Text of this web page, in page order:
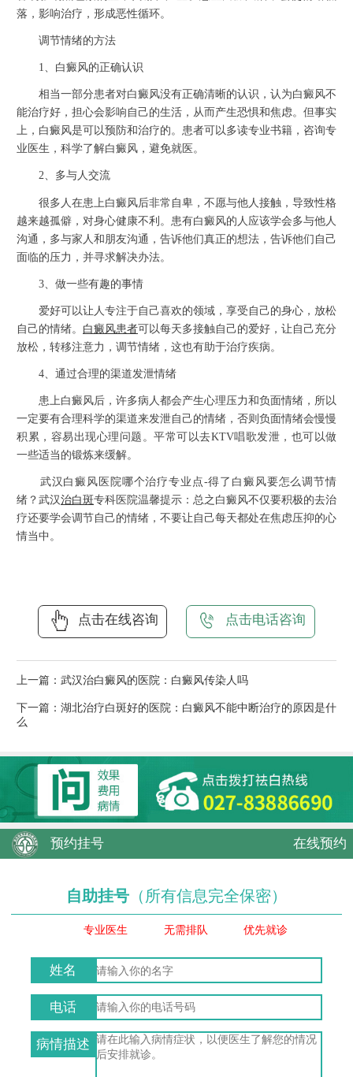
落，影响治疗，形成恶性循环。
调节情绪的方法
1、白癜风的正确认识
相当一部分患者对白癜风没有正确清晰的认识，认为白癜风不
能治疗好，担心会影响自己的生活，从而产生恐惧和焦虑。但事实
上，白癜风是可以预防和治疗的。患者可以多读专业书籍，咨询专
业医生，科学了解白癜风，避免就医。
2、多与人交流
很多人在患上白癜风后非常自卑，不愿与他人接触，导致性格
越来越孤僻，对身心健康不利。患有白癜风的人应该学会多与他人
沟通，多与家人和朋友沟通，告诉他们真正的想法，告诉他们自己
面临的压力，并寻求解决办法。
3、做一些有趣的事情
爱好可以让人专注于自己喜欢的领域，享受自己的身心，放松
自己的情绪。 白癜风患者可以每天多接触自己的爱好，让自己充分
放松，转移注意力，调节情绪，这也有助于治疗疾病。
4、通过合理的渠道发泄情绪
患上白癜风后，许多病人都会产生心理压力和负面情绪，所以
一定要有合理科学的渠道来发泄自己的情绪，否则负面情绪会慢慢
积累，容易出现心理问题。平常可以去KTV唱歌发泄，也可以做
一些适当的锻炼来缓解。
武汉白癜风医院哪个治疗专业点-得了白癜风要怎么调节情
绪？武汉治白斑专科医院温馨提示：总之白癜风不仅要积极的去治
疗还要学会调节自己的情绪，不要让自己每天都处在焦虑压抑的心
情当中。
点击在线咨询 点击电话咨询
上一篇： 武汉治白癜风的医院：白癜风传染人吗
下一篇： 湖北治疗白斑好的医院：白癜风不能中断治疗的原因是什
么
预约挂号 在线预约
自助挂号 （所有信息完全保密）
专业医生 无需排队 优先就诊
姓名
电话
病情描述